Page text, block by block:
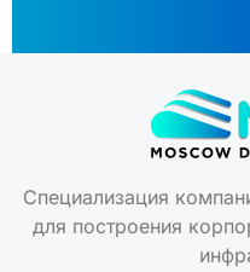
Специализация
для построения